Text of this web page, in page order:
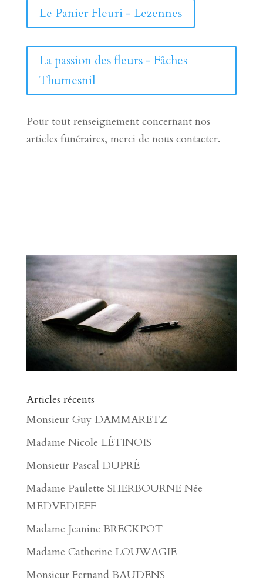
Le Panier Fleuri - Lezennes
La passion des fleurs - Fâches
Thumesnil
Pour tout renseignement concernant nos
articles funéraires, merci de nous contacter.
Articles récents
Monsieur Guy DAMMARETZ
Madame Nicole LÉTINOIS
Monsieur Pascal DUPRÉ
Madame Paulette SHERBOURNE Née
MEDVEDIEFF
Madame Jeanine BRECKPOT
Madame Catherine LOUWAGIE
Monsieur Fernand BAUDENS